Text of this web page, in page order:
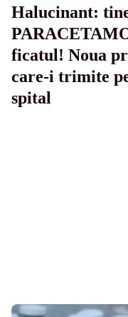
Halucinant:
ficatul! Noua
care-i trimite
spital